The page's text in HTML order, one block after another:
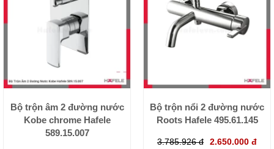
Bộ trộn âm 2 đường nước
Kobe chrome Hafele
589.15.007
Bộ trộn nổi 2 đường nước
Roots Hafele 495.61.145
3.785.926 đ 2.650.000 đ